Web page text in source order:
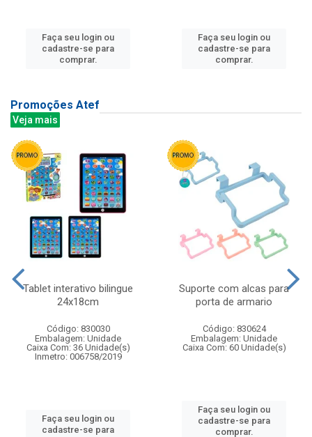
Faça seu login ou
cadastre-se para
comprar.
Faça seu login ou
cadastre-se para
comprar.
Promoções Atef
Veja mais
Tablet interativo bilingue
24x18cm
Código: 830030
Embalagem: Unidade
Caixa Com: 36 Unidade(s)
Inmetro: 006758/2019
Faça seu login ou
cadastre-se para
Suporte com alcas para
porta de armario
Código: 830624
Embalagem: Unidade
Caixa Com: 60 Unidade(s)
Faça seu login ou
cadastre-se para
comprar.